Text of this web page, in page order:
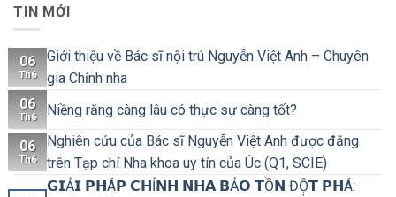
TIN MỚI
06
Th6
Giới thiệu về Bác sĩ nội trú Nguyễn Việt Anh – Chuyên
gia Chỉnh nha
06
Th6 Niềng răng càng lâu có thực sự càng tốt?
06
Th6
Nghiên cứu của Bác sĩ Nguyễn Việt Anh được đăng
trên Tạp chí Nha khoa uy tín của Úc (Q1, SCIE)
𝗚𝗜Ả𝗜 𝗣𝗛Á𝗣 𝗖𝗛Ỉ𝗡𝗛 𝗡𝗛𝗔 𝗕Ả𝗢 𝗧Ồ𝗡 ĐỘ̣𝗧 𝗣𝗛Á: